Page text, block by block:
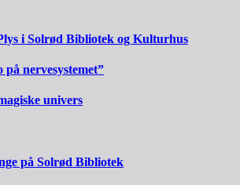
i Solrød Bibliotek og Kulturhus
på nervesystemet”
univers
på Solrød Bibliotek